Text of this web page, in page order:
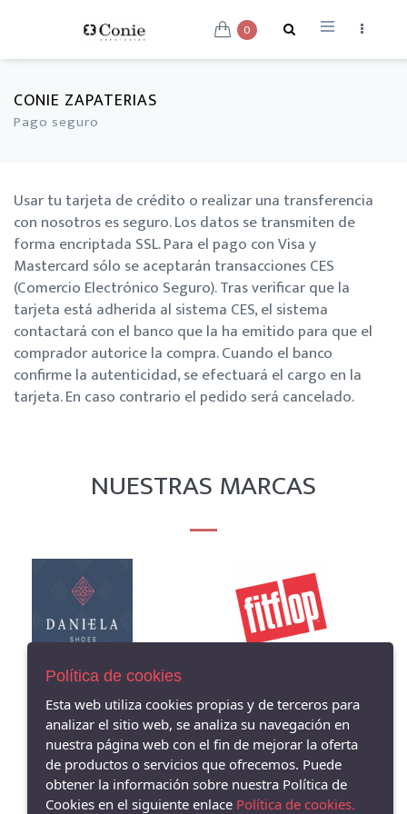
0
CONIE ZAPATERIAS
Pago seguro
Usar tu tarjeta de crédito o realizar una transferencia
con nosotros es seguro. Los datos se transmiten de
forma encriptada SSL. Para el pago con Visa y
Mastercard sólo se aceptarán transacciones CES
(Comercio Electrónico Seguro). Tras verificar que la
tarjeta está adherida al sistema CES, el sistema
contactará con el banco que la ha emitido para que el
comprador autorice la compra. Cuando el banco
confirme la autenticidad, se efectuará el cargo en la
tarjeta. En caso contrario el pedido será cancelado.
NUESTRAS MARCAS
AVISO LEGAL
Política de cookies
Esta web utiliza cookies propias y de terceros para
analizar el sitio web, se analiza su navegación en
nuestra página web con el fin de mejorar la oferta
de productos o servicios que ofrecemos. Puede
obtener la información sobre nuestra Política de
Cookies en el siguiente enlace Política de cookies.